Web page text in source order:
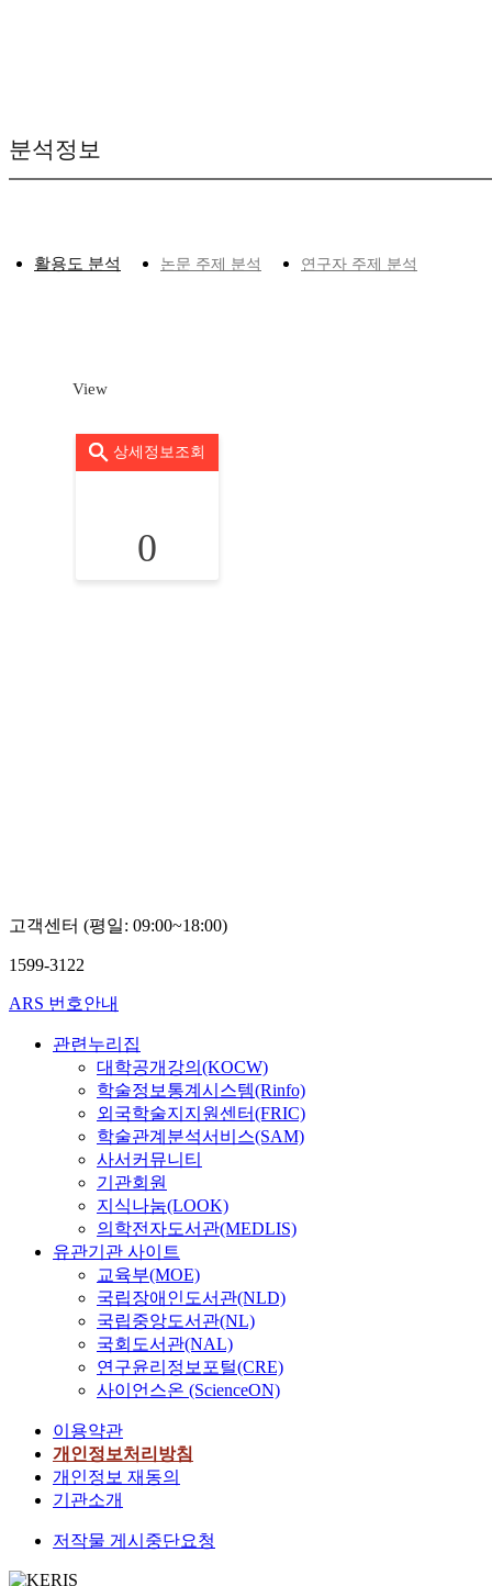
분석정보
활용도 분석 논문 주제 분석 연구자 주제 분석
View
상세정보조회
0
고객센터 (평일: 09:00~18:00)
1599-3122
ARS 번호안내
관련누리집
대학공개강의(KOCW)
학술정보통계시스템(Rinfo)
외국학술지지원센터(FRIC)
학술관계분석서비스(SAM)
사서커뮤니티
기관회원
지식나눔(LOOK)
의학전자도서관(MEDLIS)
유관기관 사이트
교육부(MOE)
국립장애인도서관(NLD)
국립중앙도서관(NL)
국회도서관(NAL)
연구윤리정보포털(CRE)
사이언스온 (ScienceON)
이용약관
개인정보처리방침
개인정보 재동의
기관소개
저작물 게시중단요청